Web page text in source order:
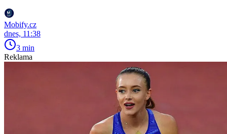
Mobify.cz
dnes, 11:38
3 min
Reklama